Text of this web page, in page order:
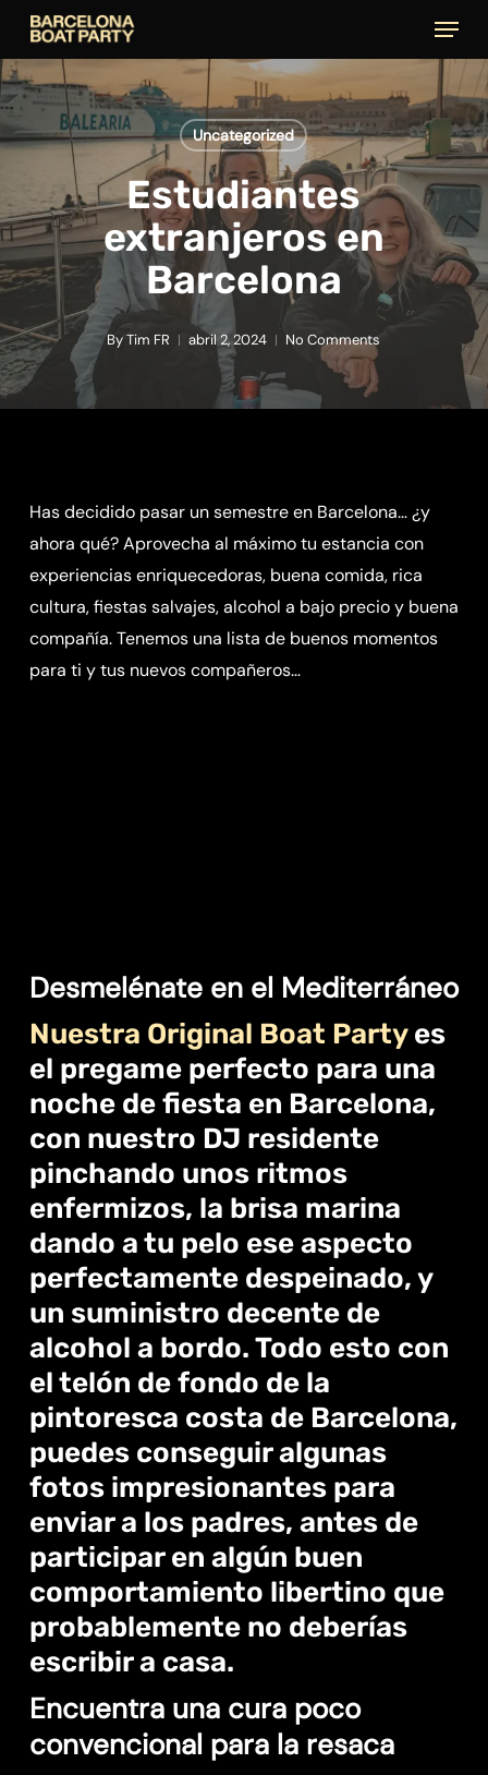
Skip
main
content
Menu
Uncategorized
Estudiantes
extranjeros en
Barcelona
By Tim FR abril 2, 2024 No Comments
Has decidido pasar un semestre en Barcelona… ¿y
ahora qué? Aprovecha al máximo tu estancia con
experiencias enriquecedoras, buena comida, rica
cultura, fiestas salvajes, alcohol a bajo precio y buena
compañía. Tenemos una lista de buenos momentos
para ti y tus nuevos compañeros…
Desmelénate en el Mediterráneo
Nuestra Original Boat Partyes
el pregame perfecto para una
noche de fiesta en Barcelona,
con nuestro DJ residente
pinchando unos ritmos
enfermizos, la brisa marina
dando a tu pelo ese aspecto
perfectamente despeinado, y
un suministro decente de
alcohol a bordo. Todo esto con
el telón de fondo de la
pintoresca costa de Barcelona,
puedes conseguir algunas
fotos impresionantes para
enviar a los padres, antes de
participar en algún buen
comportamiento libertino que
probablemente no deberías
escribir a casa.
Encuentra una cura poco
convencional para la resaca